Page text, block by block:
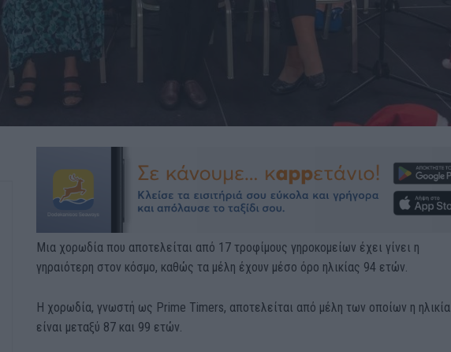
Μια χορωδία που αποτελείται από 17 τροφίμους γηροκομείων έχει γίνει η
γηραιότερη στον κόσμο, καθώς τα μέλη έχουν μέσο όρο ηλικίας 94 ετών.
Η χορωδία, γνωστή ως Prime Timers, αποτελείται από μέλη των οποίων η ηλικία
είναι μεταξύ 87 και 99 ετών.